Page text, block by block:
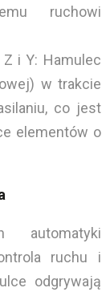
ruchowi
i Y: Hamulec
w trakcie
co jest
elementów o
automatyki
ruchu i
odgrywają